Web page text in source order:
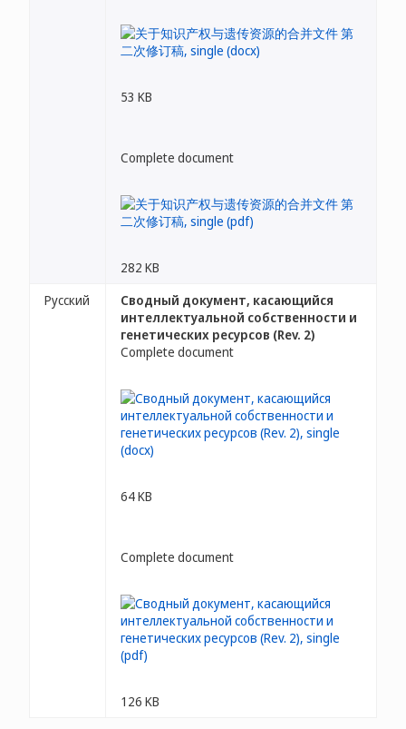
53 KB
Complete document
282 KB
Русский
Сводный документ, касающийся
интеллектуальной собственности и
генетических ресурсов (Rev. 2)
Complete document
64 KB
Complete document
126 KB